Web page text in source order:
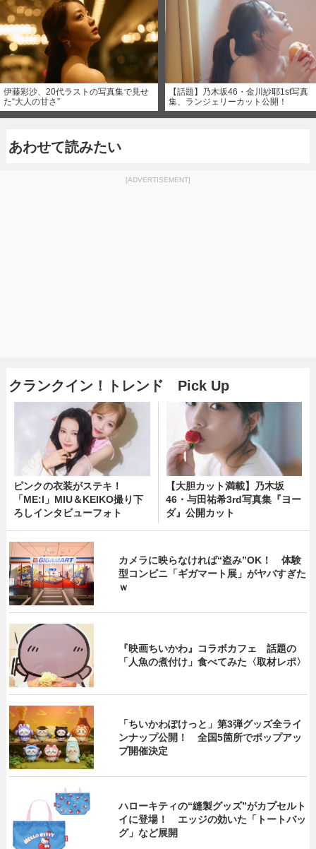
伊藤彩沙、20代ラストの写真集で見せ
た“大人の甘さ”
【話題】乃木坂46・金川紗耶1st写真
集、ランジェリーカット公開！
あわせて読みたい
[ADVERTISEMENT]
クランクイン！トレンド Pick Up
ピンクの衣装がステキ！
「ME:I」MIU＆KEIKO撮り下
ろしインタビューフォト
【大胆カット満載】乃木坂
46・与田祐希3rd写真集『ヨー
ダ』公開カット
カメラに映らなければ“盗み”OK！ 体験
型コンビニ「ギガマート展」がヤバすぎた
ｗ
『映画ちいかわ』コラボカフェ 話題の
「人魚の煮付け」食べてみた〈取材レポ〉
「ちいかわぽけっと」第3弾グッズ全ライ
ンナップ公開！ 全国5箇所でポップアッ
プ開催決定
ハローキティの“縫製グッズ”がカプセルト
イに登場！ エッジの効いた「トートバッ
グ」など展開